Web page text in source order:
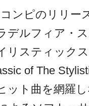
ンピのリリー
デルフィア・
リスティック
of The
ット曲を網羅